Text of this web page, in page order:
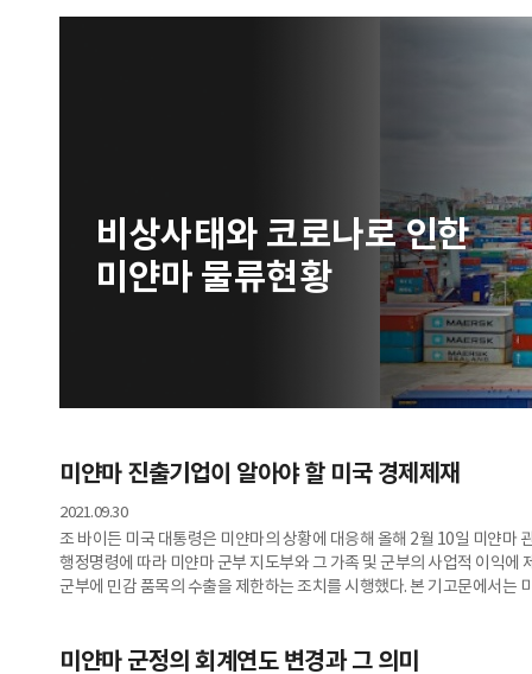
비상사태와 코로나로 인한
미얀마 물류현황
미얀마 진출기업이 알아야 할 미국 경제제재
2021.09.30
조 바이든 미국 대통령은 미얀마의 상황에 대응해 올해 2월 10일 미얀마
행정명령에 따라 미얀마 군부 지도부와 그 가족 및 군부의 사업적 이익
군부에 민감 품목의 수출을 제한하는 조치를 시행했다. 본 기고문에서는
미얀마 군정의 회계연도 변경과 그 의미